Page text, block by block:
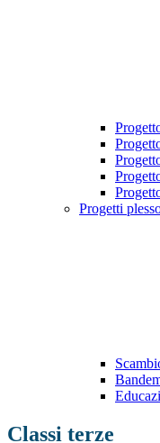
Progetti
Classi terze